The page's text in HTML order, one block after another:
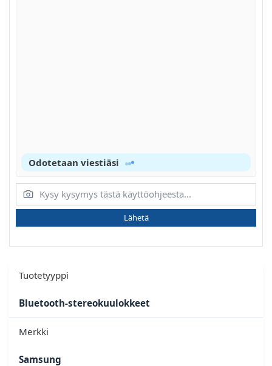
Odotetaan viestiäsi
Lähetä
Tuotetyyppi
Bluetooth-stereokuulokkeet
Merkki
Samsung